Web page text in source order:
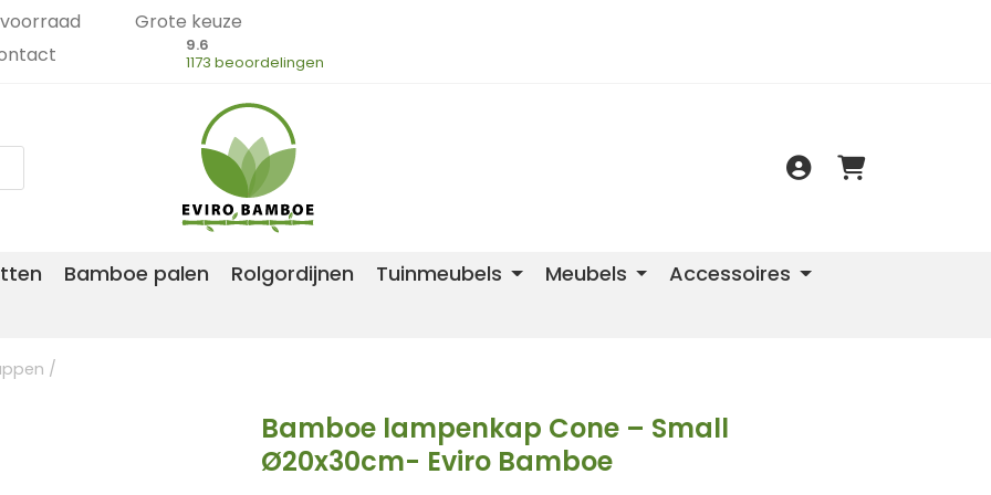
Grote keuze
9.6
1173 beoordelingen
Bamboe palen Rolgordijnen Tuinmeubels Meubels Accessoires
/
Bamboe lampenkap Cone – Small
Ø20x30cm- Eviro Bamboe